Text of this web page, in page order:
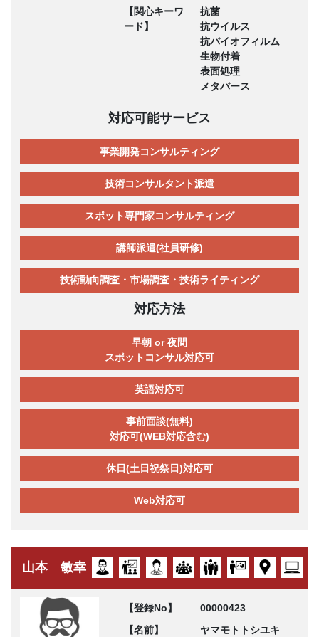
【関心キーワ
ード】
抗菌
抗ウイルス
抗バイオフィルム
生物付着
表面処理
メタバース
対応可能サービス
事業開発コンサルティング
技術コンサルタント派遣
スポット専門家コンサルティング
講師派遣(社員研修)
技術動向調査・市場調査・技術ライティング
対応方法
早朝 or 夜間
スポットコンサル対応可
英語対応可
事前面談(無料)
対応可(WEB対応含む)
休日(土日祝祭日)対応可
Web対応可
山本 敏幸
【登録No】
00000423
【名前】
ヤマモトトシユキ